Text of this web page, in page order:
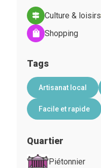
Culture & loisirs
Shopping
Tags
Artisanat local
Facile et rapide
Quartier
Piétonnier